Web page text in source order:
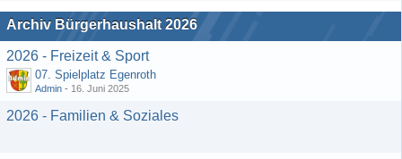
Archiv Bürgerhaushalt 2026
2026 - Freizeit & Sport
07. Spielplatz Egenroth
Admin - 16. Juni 2025
2026 - Familien & Soziales